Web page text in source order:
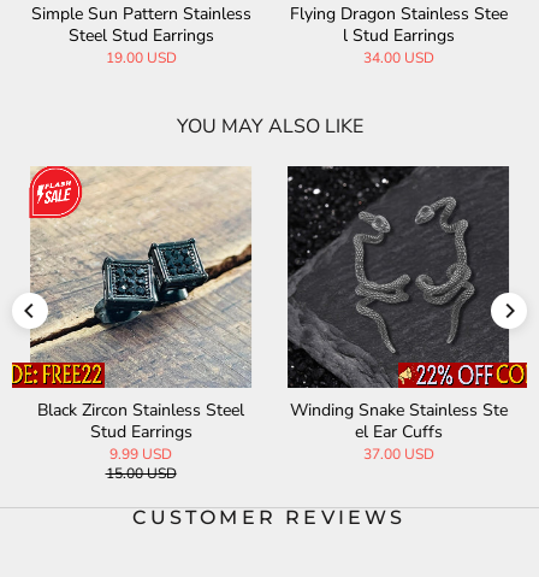
Simple Sun Pattern Stainless
Steel Stud Earrings
19.00 USD
Flying Dragon Stainless Stee
l Stud Earrings
34.00 USD
YOU MAY ALSO LIKE
Black Zircon Stainless Steel
Stud Earrings
9.99 USD
15.00 USD
Winding Snake Stainless Ste
el Ear Cuffs
37.00 USD
CUSTOMER REVIEWS